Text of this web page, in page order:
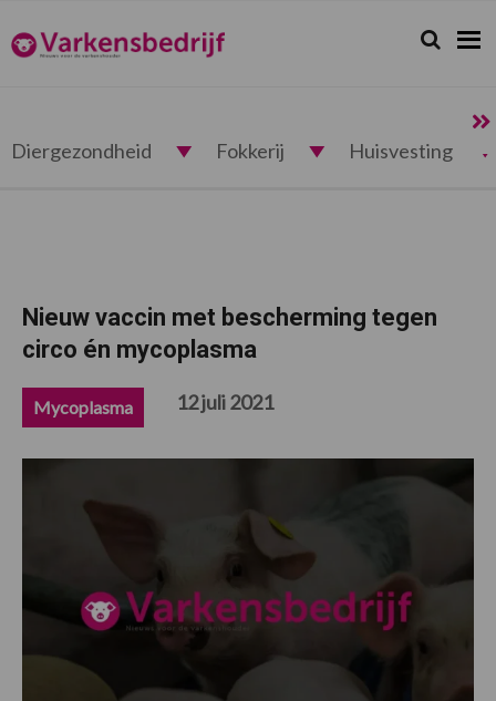
de
hoofdnavigatie
de
hoofd
de
eerste
de
voettekst
Varkensbedrijf.nl Zoeken...
Zoek
Diergezondheid Fokkerij Huisvesting
Nieuw vaccin met bescherming tegen
circo én mycoplasma
Mycoplasma 12 juli 2021